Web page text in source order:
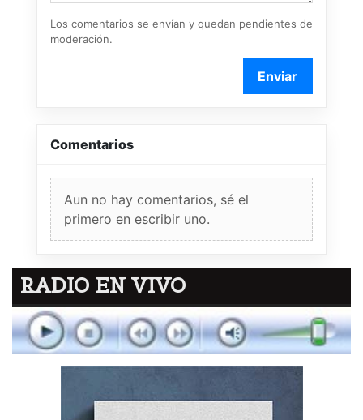
Los comentarios se envían y quedan pendientes de
moderación.
Enviar
Comentarios
Aun no hay comentarios, sé el
primero en escribir uno.
RADIO EN VIVO